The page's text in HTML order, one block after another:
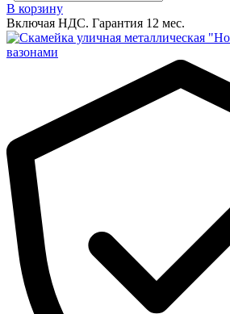
В корзину
Включая НДС. Гарантия 12 мес.